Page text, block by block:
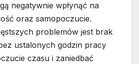
negatywnie wpłynąć na
oraz samopoczucie.
problemów jest brak
ustalonych godzin pracy
czasu i zaniedbać